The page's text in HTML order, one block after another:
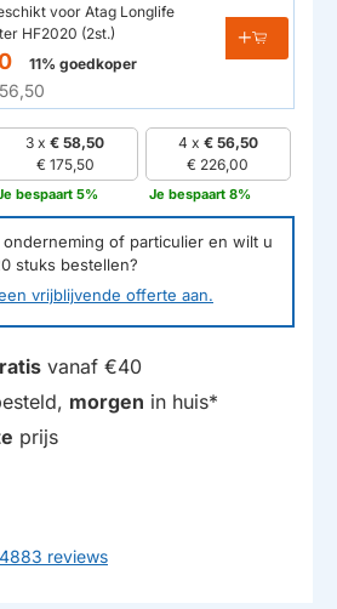
voor Atag Longlife
HF2020 (2st.)
11% goedkoper
3 x€ 58,50
€ 175,50
bespaart 5%
4 x € 56,50
€ 226,00
Je bespaart 8%
of particulier en wilt u
stuks bestellen?
vrijblijvende offerte aan.
vanaf €40
morgen in huis*
prijs
reviews